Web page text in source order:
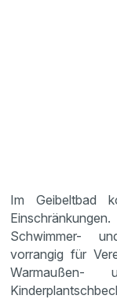
Im Geibeltbad
Schwimmer-
vorrangig für